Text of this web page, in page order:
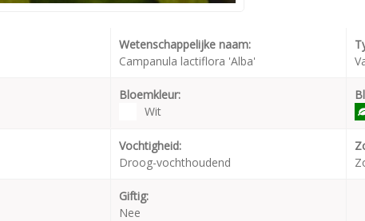
Wetenschappelijke naam:
Campanula lactiflora 'Alba'
Bloemkleur:
Wit
Vochtigheid:
Droog-vochthoudend
Giftig:
Nee